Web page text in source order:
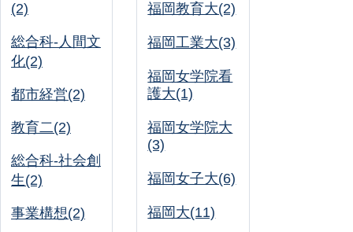
(2)
総合科-人間文
化(2)
都市経営(2)
教育二(2)
総合科-社会創
生(2)
事業構想(2)
福岡教育大(2)
福岡工業大(3)
福岡女学院看
護大(1)
福岡女学院大
(3)
福岡女子大(6)
福岡大(11)